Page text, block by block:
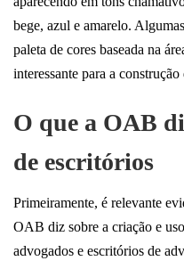
bege, azul e amarelo.
paleta de cores baseada na
interessante para a
O que a OAB
de escritórios
Primeiramente, é relevante
OAB diz sobre a criação e
advogados e escritórios de